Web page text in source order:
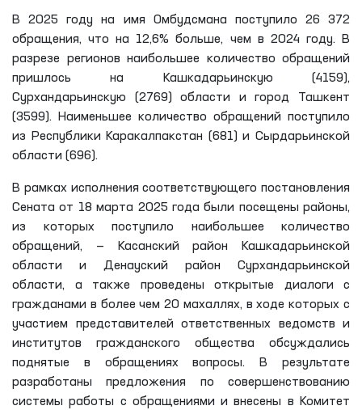
В 2025 году на имя Омбудсмана поступило 26 372
обращения, что на 12,6% больше, чем в 2024 году. В
разрезе регионов наибольшее количество обращений
пришлось на Кашкадарьинскую (4159),
Сурхандарьинскую (2769) области и город Ташкент
(3599). Наименьшее количество обращений поступило
из Республики Каракалпакстан (681) и Сырдарьинской
области (696).
В рамках исполнения соответствующего постановления
Сената от 18 марта 2025 года были посещены районы,
из которых поступило наибольшее количество
обращений, — Касанский район Кашкадарьинской
области и Денауский район Сурхандарьинской
области, а также проведены открытые диалоги с
гражданами в более чем 20 махаллях, в ходе которых с
участием представителей ответственных ведомств и
институтов гражданского общества обсуждались
поднятые в обращениях вопросы. В результате
разработаны предложения по совершенствованию
системы работы с обращениями и внесены в Комитет